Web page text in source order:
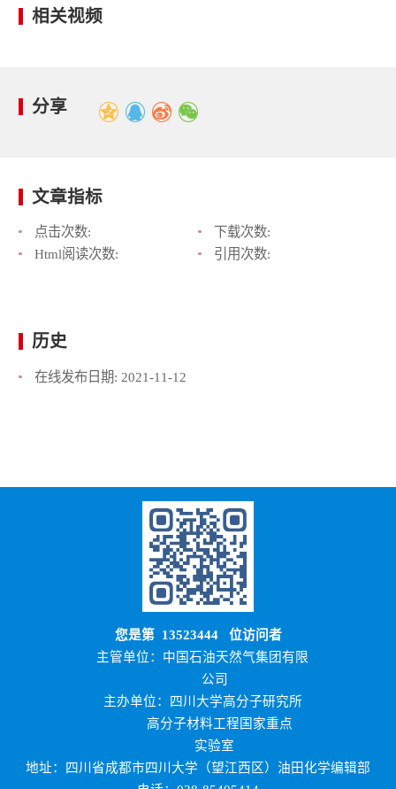
相关视频
分享
文章指标
点击次数:
下载次数:
Html阅读次数:
引用次数:
历史
在线发布日期: 2021-11-12
您是第 13523444位访问者
主管单位：中国石油天然气集团有限
公司
主办单位：四川大学高分子研究所
高分子材料工程国家重点
实验室
地址：四川省成都市四川大学（望江西区）油田化学编辑部